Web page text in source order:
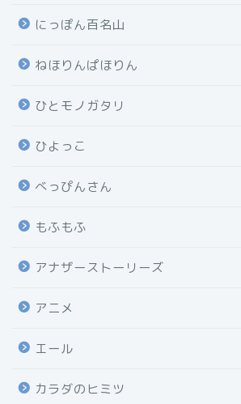
にっぽん百名山
ねほりんぱほりん
ひとモノガタリ
ひよっこ
べっぴんさん
もふもふ
アナザーストーリーズ
アニメ
エール
カラダのヒミツ